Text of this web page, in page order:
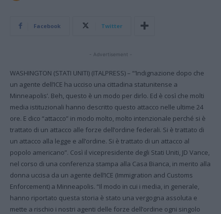
Facebook Twitter
- Advertisement -
WASHINGTON (STATI UNITI) (ITALPRESS) – “‘Indignazione dopo che
un agente dell’ICE ha ucciso una cittadina statunitense a
Minneapolis’. Beh, questo è un modo per dirlo. Ed è così che molti
media istituzionali hanno descritto questo attacco nelle ultime 24
ore. E dico “attacco” in modo molto, molto intenzionale perché si è
trattato di un attacco alle forze dell’ordine federali. Si è trattato di
un attacco alla legge e all’ordine. Si è trattato di un attacco al
popolo americano”. Così il vicepresidente degli Stati Uniti, JD Vance,
nel corso di una conferenza stampa alla Casa Bianca, in merito alla
donna uccisa da un agente dell’ICE (Immigration and Customs
Enforcement) a Minneapolis. “Il modo in cui i media, in generale,
hanno riportato questa storia è stato una vergogna assoluta e
mette a rischio i nostri agenti delle forze dell’ordine ogni singolo